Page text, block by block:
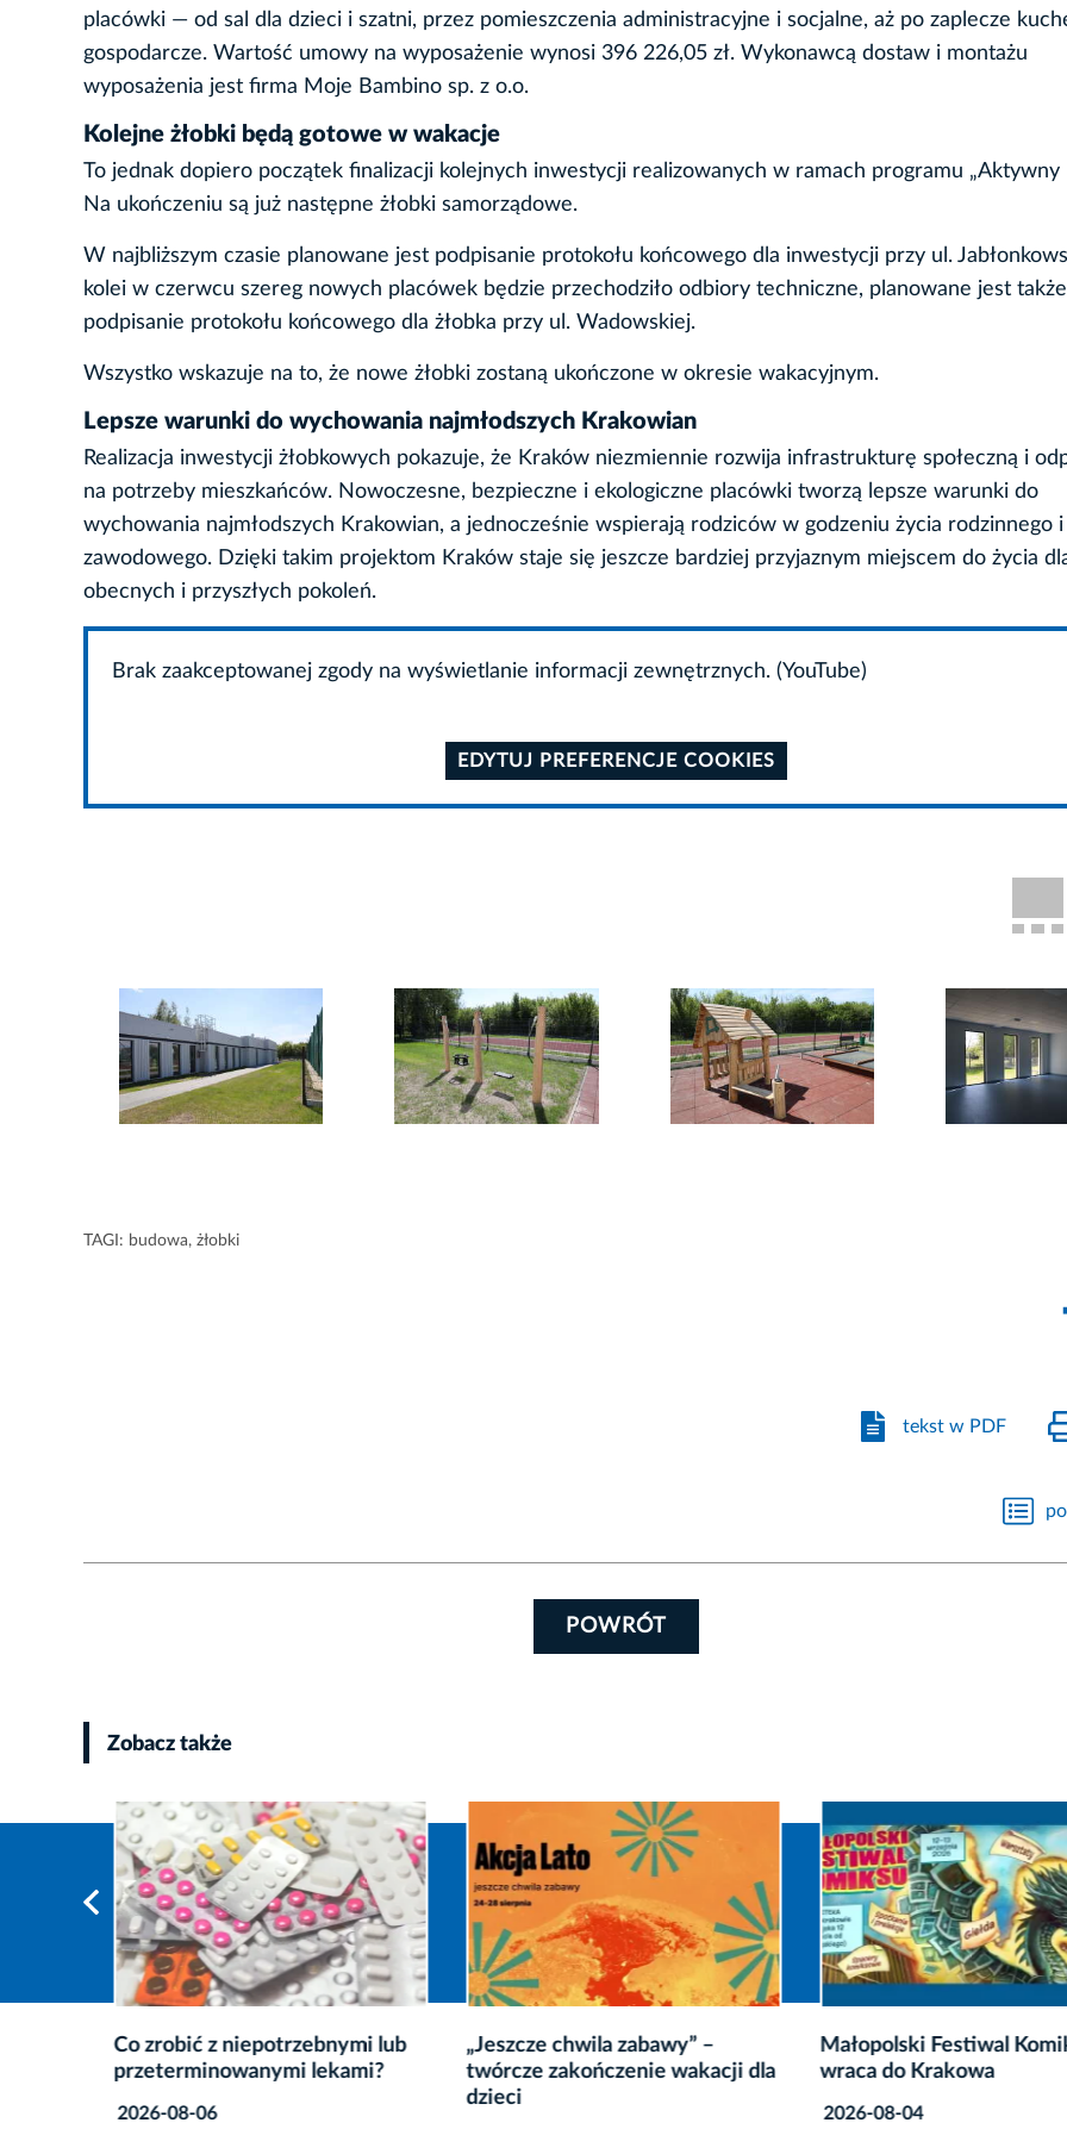
placówki — od sal dla dzieci i szatni, przez pomieszczenia administracyjne i socjalne, aż po zaplecze
gospodarcze. Wartość umowy na wyposażenie wynosi 396 226,05 zł. Wykonawcą dostaw i montażu
wyposażenia jest firma Moje Bambino sp. z o.o.
Kolejne żłobki będą gotowe w wakacje
To jednak dopiero początek finalizacji kolejnych inwestycji realizowanych w ramach programu „Aktywny
Na ukończeniu są już następne żłobki samorządowe.
W najbliższym czasie planowane jest podpisanie protokołu końcowego dla inwestycji przy ul.
kolei w czerwcu szereg nowych placówek będzie przechodziło odbiory techniczne, planowane jest także
podpisanie protokołu końcowego dla żłobka przy ul. Wadowskiej.
Wszystko wskazuje na to, że nowe żłobki zostaną ukończone w okresie wakacyjnym.
Lepsze warunki do wychowania najmłodszych Krakowian
Realizacja inwestycji żłobkowych pokazuje, że Kraków niezmiennie rozwija infrastrukturę społeczną i
na potrzeby mieszkańców. Nowoczesne, bezpieczne i ekologiczne placówki tworzą lepsze warunki do
wychowania najmłodszych Krakowian, a jednocześnie wspierają rodziców w godzeniu życia rodzinnego i
zawodowego. Dzięki takim projektom Kraków staje się jeszcze bardziej przyjaznym miejscem do życia
obecnych i przyszłych pokoleń.
Brak zaakceptowanej zgody na wyświetlanie informacji zewnętrznych. (YouTube)
EDYTUJ PREFERENCJE COOKIES
TAGI: budowa, żłobki
tekst w PDF
POWRÓT
Zobacz także
Co zrobić z niepotrzebnymi lub
przeterminowanymi lekami?
2026-08-06
„Jeszcze chwila zabawy” –
twórcze zakończenie wakacji dla
dzieci
Małopolski Festiwal
wraca do Krakowa
2026-08-04